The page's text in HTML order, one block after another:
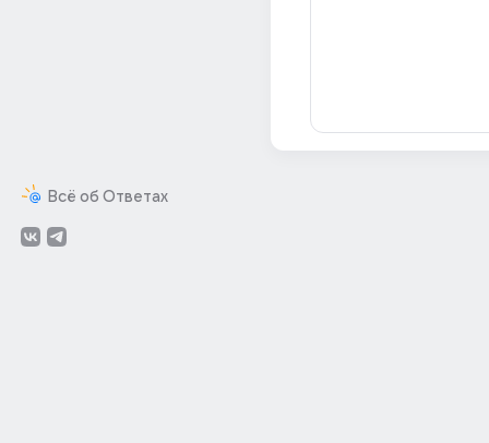
Всё об Ответах